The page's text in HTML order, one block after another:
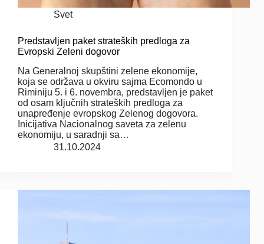
Svet
Predstavljen paket strateških predloga za
Evropski Zeleni dogovor
Na Generalnoj skupštini zelene ekonomije,
koja se održava u okviru sajma Ecomondo u
Riminiju 5. i 6. novembra, predstavljen je paket
od osam ključnih strateških predloga za
unapređenje evropskog Zelenog dogovora.
Inicijativa Nacionalnog saveta za zelenu
ekonomiju, u saradnji sa…
31.10.2024